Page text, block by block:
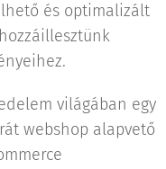
és optimalizált
világában egy
webshop alapvető